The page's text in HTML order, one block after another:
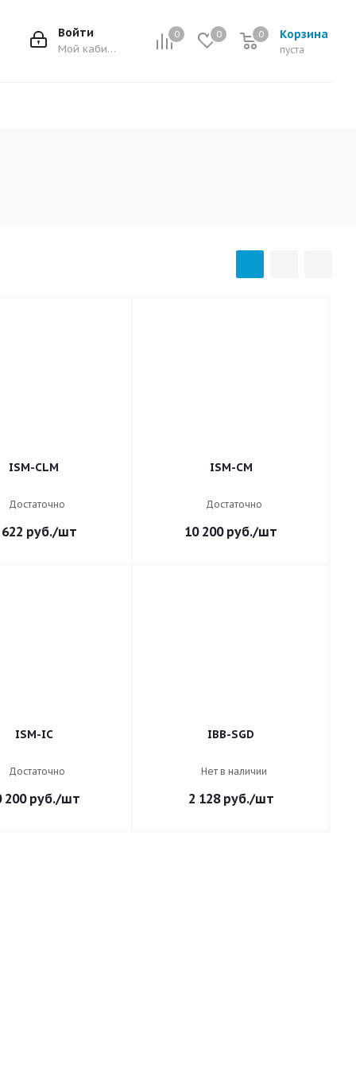
0 0 Корзина
0
пуста
0
Войти
Мой кабинет
ISM-CLM
Достаточно
руб./шт
ISM-CM
Достаточно
10 200руб./шт
ISM-IC
Достаточно
200руб./шт
IBB-SGD
Нет в наличии
2 128руб./шт